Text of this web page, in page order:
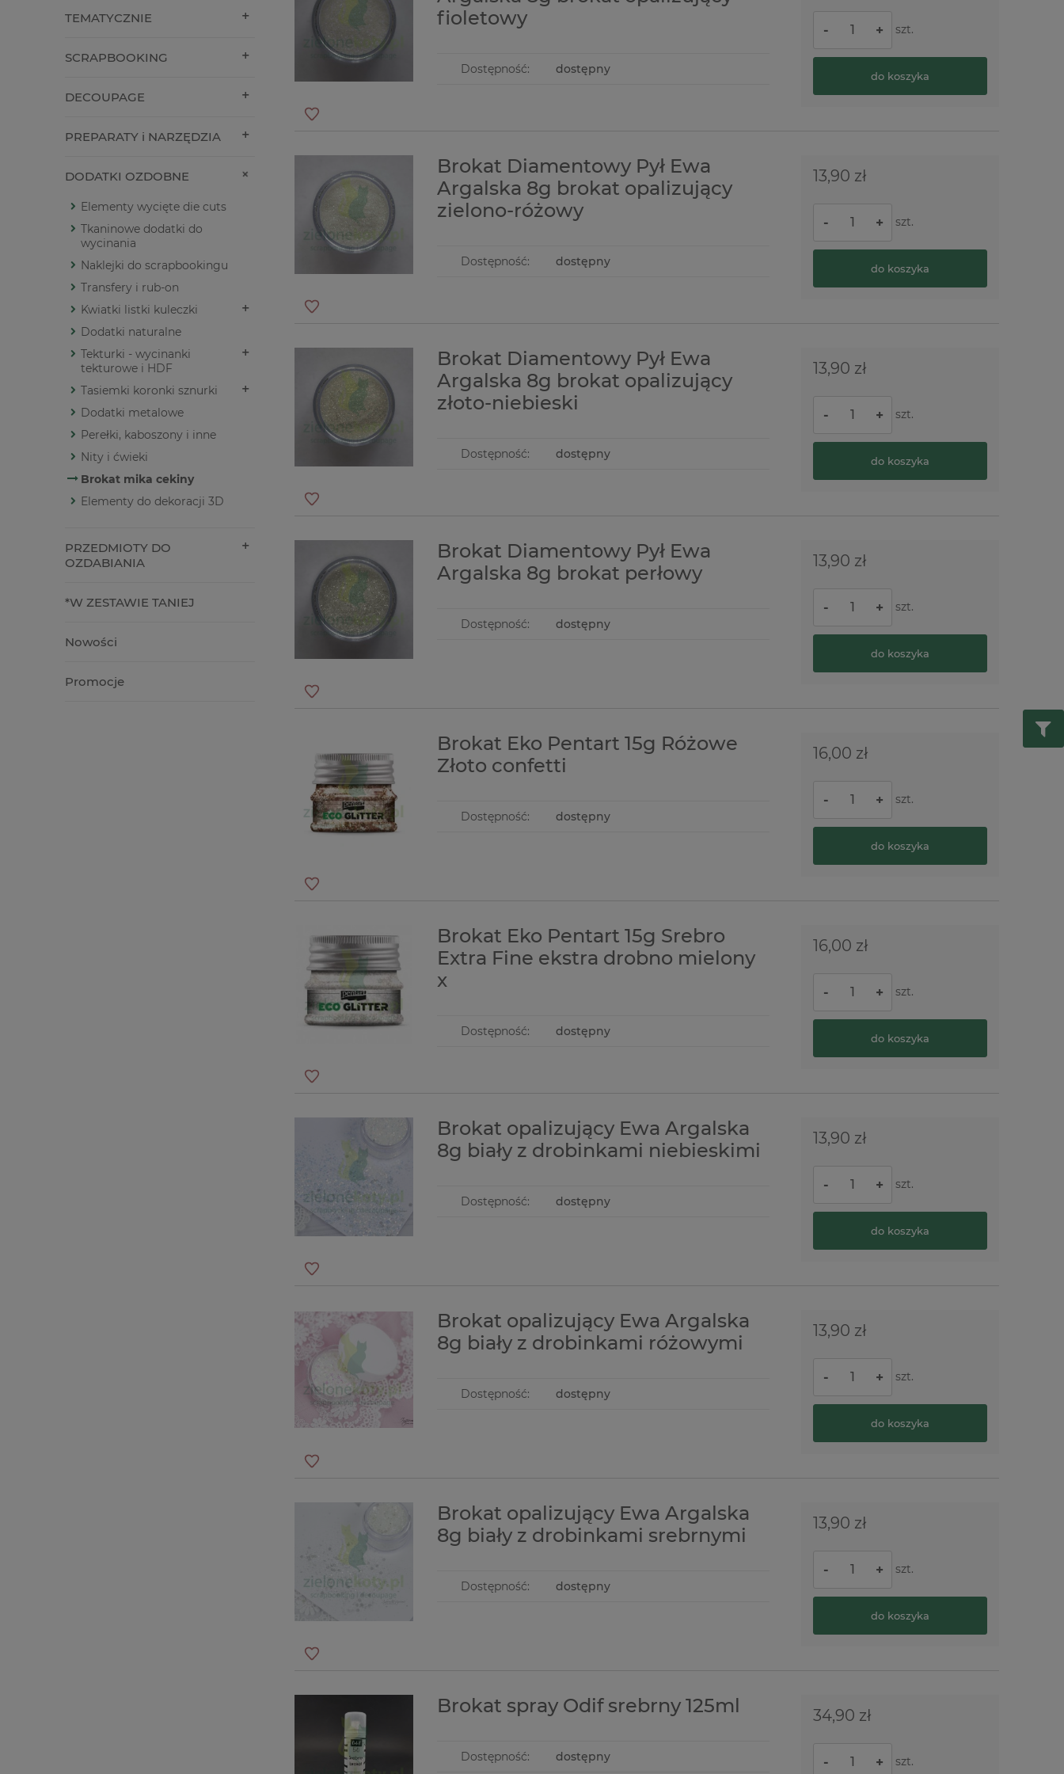
TEMATYCZNIE
SCRAPBOOKING
DECOUPAGE
PREPARATY i NARZĘDZIA
DODATKI OZDOBNE
Elementy wycięte die cuts
Tkaninowe dodatki do
wycinania
Naklejki do scrapbookingu
Transfery i rub-on
Kwiatki listki kuleczki
Dodatki naturalne
Tekturki - wycinanki
tekturowe i HDF
Tasiemki koronki sznurki
Dodatki metalowe
Perełki, kaboszony i inne
Nity i ćwieki
Brokat mika cekiny
Elementy do dekoracji 3D
PRZEDMIOTY DO
OZDABIANIA
*W ZESTAWIE TANIEJ
Nowości
Promocje
fioletowy
Dostępność: dostępny
- + szt.
do koszyka
Brokat Diamentowy Pył Ewa
Argalska 8g brokat opalizujący
zielono-różowy
Dostępność: dostępny
13,90 zł
- + szt.
do koszyka
Brokat Diamentowy Pył Ewa
Argalska 8g brokat opalizujący
złoto-niebieski
Dostępność: dostępny
13,90 zł
- + szt.
do koszyka
Brokat Diamentowy Pył Ewa
Argalska 8g brokat perłowy
Dostępność: dostępny
13,90 zł
- + szt.
do koszyka
Brokat Eko Pentart 15g Różowe
Złoto confetti
Dostępność: dostępny
16,00 zł
- + szt.
do koszyka
Brokat Eko Pentart 15g Srebro
Extra Fine ekstra drobno mielony
x
Dostępność: dostępny
16,00 zł
- + szt.
do koszyka
Brokat opalizujący Ewa Argalska
8g biały z drobinkami niebieskimi
Dostępność: dostępny
13,90 zł
- + szt.
do koszyka
Brokat opalizujący Ewa Argalska
8g biały z drobinkami różowymi
Dostępność: dostępny
13,90 zł
- + szt.
do koszyka
Brokat opalizujący Ewa Argalska
8g biały z drobinkami srebrnymi
Dostępność: dostępny
13,90 zł
- + szt.
do koszyka
Brokat spray Odif srebrny 125ml
Dostępność: dostępny
34,90 zł
- + szt.